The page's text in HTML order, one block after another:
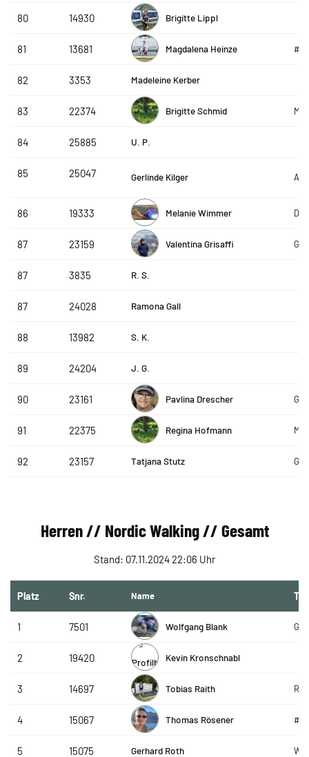
80 14930 Brigitte Lippl
81 13681 Magdalena Heinze
82 3353 Madeleine Kerber
83 22374 Brigitte Schmid
84 25885 U. P.
85 25047 Gerlinde Kilger
86 19333 Melanie Wimmer
87 23159 Valentina Grisaffi
87 3835 R. S.
87 24028 Ramona Gall
88 13982 S. K.
89 24204 J. G.
90 23161 Pavlina Drescher
91 22375 Regina Hofmann
92 23157 Tatjana Stutz
Herren // Nordic Walking // Gesamt
Stand: 07.11.2024 22:06 Uhr
Platz Snr. Name
1 7501 Wolfgang Blank GP
2 19420 Kevin Kronschnabl
3 14697 Tobias Raith
4 15067 Thomas Rösener
5 15075 Gerhard Roth